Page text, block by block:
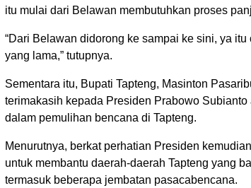
itu mulai dari Belawan membutuhkan proses
“Dari Belawan didorong ke sampai ke sini, ya
yang lama,” tutupnya.
Sementara itu, Bupati Tapteng, Masinton
terimakasih kepada Presiden Prabowo
dalam pemulihan bencana di Tapteng.
Menurutnya, berkat perhatian Presiden
untuk membantu daerah-daerah Tapteng yang
termasuk beberapa jembatan pasacabencana.